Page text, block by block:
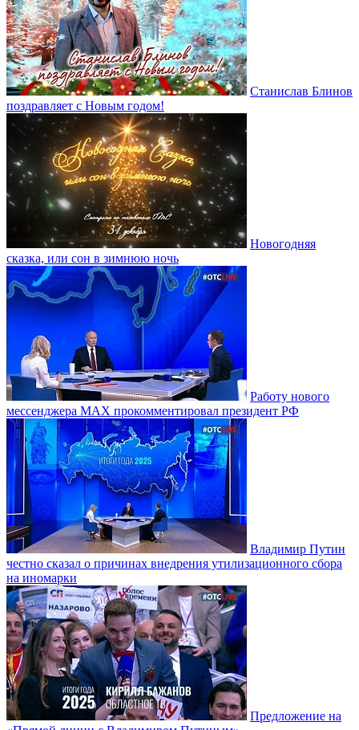
Станислав Блинов
поздравляет с Новым годом!
Новогодняя
сказка, или сон в зимнюю ночь
Работу нового
мессенджера MAX прокомментировал президент РФ
Владимир Путин
честно сказал о причинах внедрения утилизационного сбора
на иномарки
Предложение на